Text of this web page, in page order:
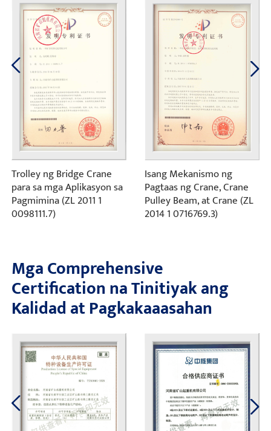
Trolley ng Bridge Crane
para sa mga Aplikasyon sa
Pagmimina (ZL 2011 1
0098111.7)
Isang Mekanismo ng
Pagtaas ng Crane, Crane
Pulley Beam, at Crane (ZL
2014 1 0716769.3)
Mga Comprehensive
Certification na Tinitiyak ang
Kalidad at Pagkakaaasahan